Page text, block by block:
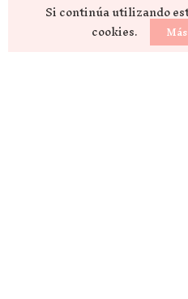
Si continúa utilizando
cookies.